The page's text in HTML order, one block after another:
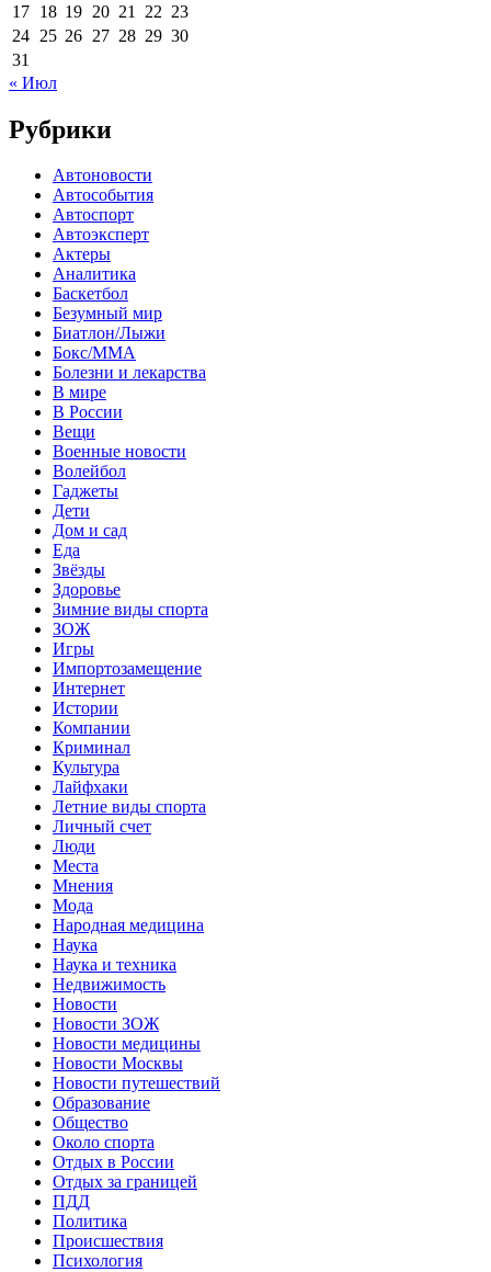
17 18 19 20 21 22 23
24 25 26 27 28 29 30
31
« Июл
Рубрики
Автоновости
Автособытия
Автоспорт
Автоэксперт
Актеры
Аналитика
Баскетбол
Безумный мир
Биатлон/Лыжи
Бокс/MMA
Болезни и лекарства
В мире
В России
Вещи
Военные новости
Волейбол
Гаджеты
Дети
Дом и сад
Еда
Звёзды
Здоровье
Зимние виды спорта
ЗОЖ
Игры
Импортозамещение
Интернет
Истории
Компании
Криминал
Культура
Лайфхаки
Летние виды спорта
Личный счет
Люди
Места
Мнения
Мода
Народная медицина
Наука
Наука и техника
Недвижимость
Новости
Новости ЗОЖ
Новости медицины
Новости Москвы
Новости путешествий
Образование
Общество
Около спорта
Отдых в России
Отдых за границей
ПДД
Политика
Происшествия
Психология